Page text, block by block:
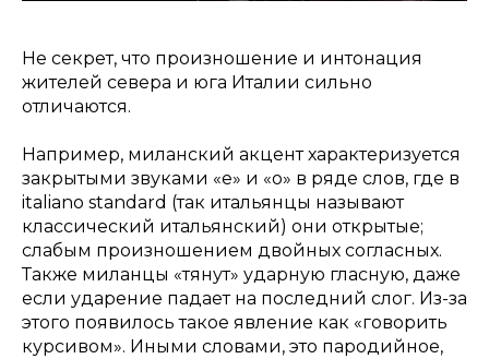
Не секрет, что произношение и интонация
жителей севера и юга Италии сильно
отличаются.
Например, миланский акцент характеризуется
закрытыми звуками «е» и «о» в ряде слов, где в
italiano standard (так итальянцы называют
классический итальянский) они открытые;
слабым произношением двойных согласных.
Также миланцы «тянут» ударную гласную, даже
если ударение падает на последний слог. Из-за
этого появилось такое явление как «говорить
курсивом». Иными словами, это пародийное,